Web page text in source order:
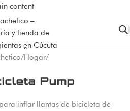
content
/Hogar/
Pump
inflar llantas de bicicleta de